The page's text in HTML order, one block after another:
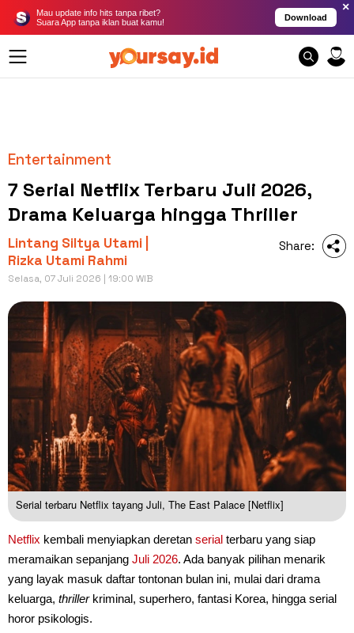
Mau update info hits tanpa ribet?
Suara App tanpa iklan buat kamu!
Download
×
Entertainment
7 Serial Netflix Terbaru Juli 2026,
Drama Keluarga hingga Thriller
Lintang Siltya Utami |
Rizka Utami Rahmi
Selasa, 07 Juli 2026 | 19:00 WIB
Share:
Serial terbaru Netflix tayang Juli, The East Palace [Netflix]
Netflix kembali menyiapkan deretan serial terbaru yang siap
meramaikan sepanjang Juli 2026. Ada banyak pilihan menarik
yang layak masuk daftar tontonan bulan ini, mulai dari drama
keluarga, thrillerkriminal, superhero, fantasi Korea, hingga serial
horor psikologis.